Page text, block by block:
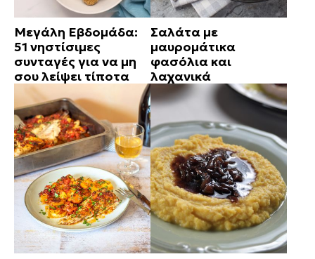
Μεγάλη Εβδομάδα:
51 νηστίσιμες
συνταγές για να μη
σου λείψει τίποτα
Σαλάτα με
μαυρομάτικα
φασόλια και
λαχανικά